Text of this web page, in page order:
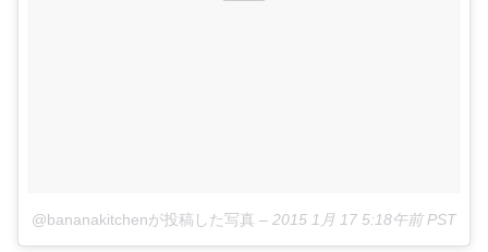
@bananakitchenが投稿した写真 – 2015 1月 17 5:18午前 PST